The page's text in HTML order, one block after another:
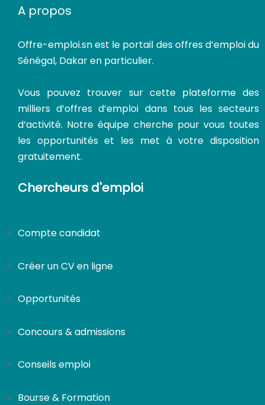
A propos
Offre-emploi.snest le portail des offres d’emploi du
Sénégal, Dakar en particulier.
Vous pouvez trouver sur cette plateforme des
milliers d’offres d’emploi dans tous les secteurs
d’activité. Notre équipe cherche pour vous toutes
les opportunités et les met à votre disposition
gratuitement.
Chercheurs d'emploi
Compte candidat
Créer un CV en ligne
Opportunités
Concours & admissions
Conseils emploi
Bourse & Formation